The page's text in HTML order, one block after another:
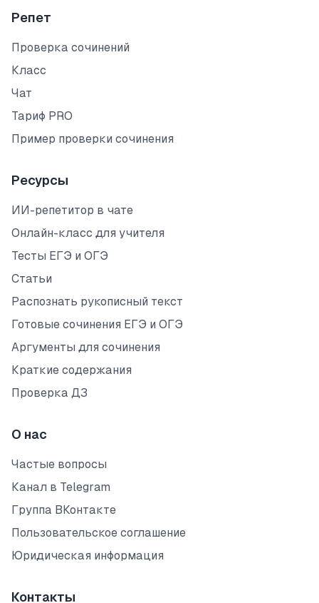
Репет
Проверка сочинений
Класс
Чат
Тариф PRO
Пример проверки сочинения
Ресурсы
ИИ-репетитор в чате
Онлайн-класс для учителя
Тесты ЕГЭ и ОГЭ
Статьи
Распознать рукописный текст
Готовые сочинения ЕГЭ и ОГЭ
Аргументы для сочинения
Краткие содержания
Проверка ДЗ
О нас
Частые вопросы
Канал в Telegram
Группа ВКонтакте
Пользовательское соглашение
Юридическая информация
Контакты